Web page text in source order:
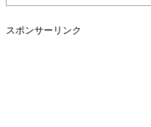
スポンサーリンク